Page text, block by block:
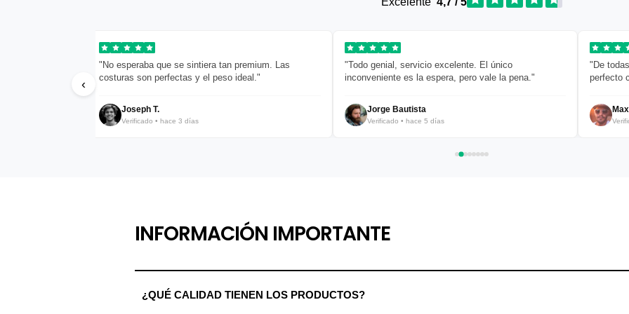
‹
"No esperaba que se sintiera tan premium. Las
costuras son perfectas y el peso ideal."
Joseph T.
Verificado • hace 3 días
"Todo genial, servicio excelente. El único
inconveniente es la espera, pero vale la pena."
Jorge Bautista
Verificado • hace 5 días
"De
perfecto
INFORMACIÓN IMPORTANTE
¿QUÉ CALIDAD TIENEN LOS PRODUCTOS?